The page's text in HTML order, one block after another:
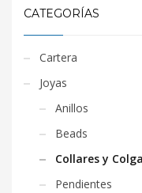
CATEGORÍAS
Cartera
Joyas
Anillos
Beads
Collares y
Pendientes